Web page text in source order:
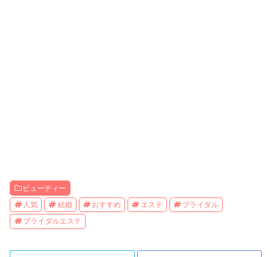
ビューティー
人気
結婚 おすすめ エステ
ブライダル
ブライダルエステ